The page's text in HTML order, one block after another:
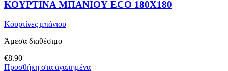
ΚΟΥΡΤΙΝΑ ΜΠΑΝΙΟΥ ECO 180X180
Κουρτίνες μπάνιου
Άμεσα διαθέσιμο
€8.90
Προσθήκη στα αγαπημένα